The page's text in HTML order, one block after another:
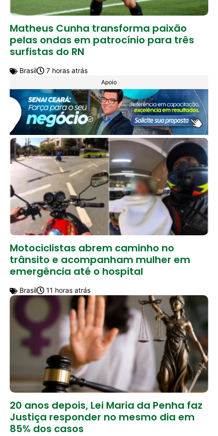
Matheus Cunha transforma paixão
pelas ondas em patrocínio para três
surfistas do RN
Brasil 7 horas atrás
Apoio
Motociclistas abrem caminho no
trânsito e acompanham mulher em
emergência até o hospital
Brasil 11 horas atrás
20 anos depois, Lei Maria da Penha faz
Justiça responder no mesmo dia em
85% dos casos